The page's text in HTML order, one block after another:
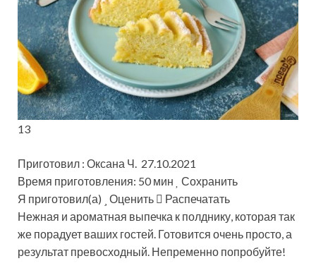
13
Приготовил : Оксана Ч. 27.10.2021
Время приготовления: 50 мин
Сохранить
Я приготовил(а)
Оценить
Распечатать
Нежная и ароматная выпечка к полднику, которая так
же порадует ваших гостей. Готовится очень просто, а
результат превосходный. Непременно попробуйте!